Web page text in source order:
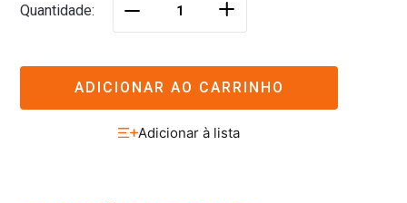
Quantidade ＋
ADICIONAR AO CARRINHO